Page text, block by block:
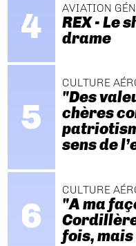
AVIATION
REX - Le
drame
CULTURE
"Des
chères
sens de
CULTURE
"A ma
fois,